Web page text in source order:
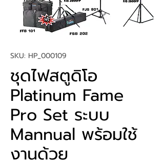
SKU: HP_000109
ชุดไฟสตูดิโอ
Platinum Fame
Pro Set ระบบ
Mannual พร้อมใช้
งานด้วย